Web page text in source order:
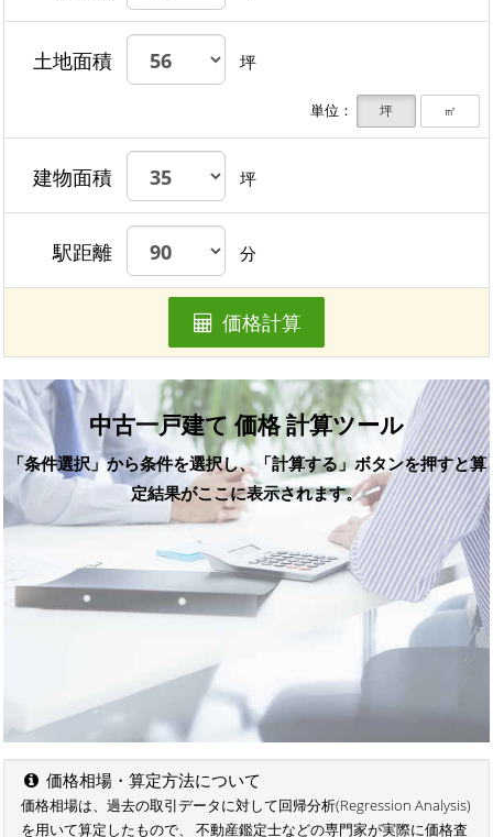
土地面積 坪
単位： 坪 ㎡
建物面積 坪
駅距離 分
価格計算
中古一戸建て 価格 計算ツール
「条件選択」から条件を選択し、「計算する」ボタンを押すと算
定結果がここに表示されます。
価格相場・算定方法について
価格相場は、過去の取引データに対して回帰分析(Regression Analysis)
を用いて算定したもので、 不動産鑑定士などの専門家が実際に価格査